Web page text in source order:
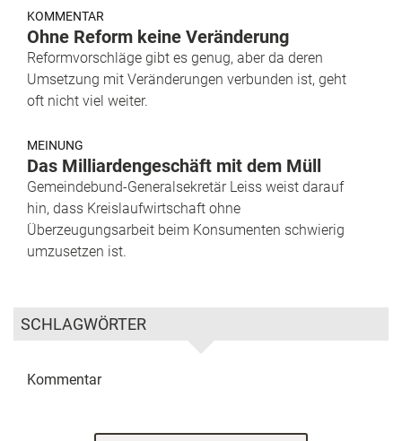
KOMMENTAR
Ohne Reform keine Veränderung
Reformvorschläge gibt es genug, aber da deren
Umsetzung mit Veränderungen verbunden ist, geht
oft nicht viel weiter.
MEINUNG
Das Milliardengeschäft mit dem Müll
Gemeindebund-Generalsekretär Leiss weist darauf
hin, dass Kreislaufwirtschaft ohne
Überzeugungsarbeit beim Konsumenten schwierig
umzusetzen ist.
SCHLAGWÖRTER
Kommentar